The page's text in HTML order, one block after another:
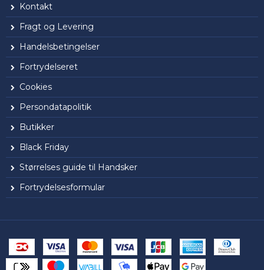
Kontakt
Fragt og Levering
Handelsbetingelser
Fortrydelseret
Cookies
Persondatapolitik
Butikker
Black Friday
Størrelses guide til Handsker
Fortrydelsesformular